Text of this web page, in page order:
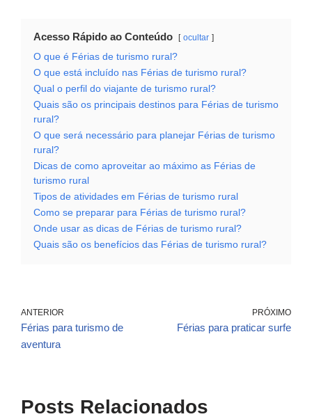
Acesso Rápido ao Conteúdo ocultar
O que é Férias de turismo rural?
O que está incluído nas Férias de turismo rural?
Qual o perfil do viajante de turismo rural?
Quais são os principais destinos para Férias de turismo
rural?
O que será necessário para planejar Férias de turismo
rural?
Dicas de como aproveitar ao máximo as Férias de
turismo rural
Tipos de atividades em Férias de turismo rural
Como se preparar para Férias de turismo rural?
Onde usar as dicas de Férias de turismo rural?
Quais são os benefícios das Férias de turismo rural?
ANTERIOR
Férias para turismo de
aventura
PRÓXIMO
Férias para praticar surfe
Posts Relacionados